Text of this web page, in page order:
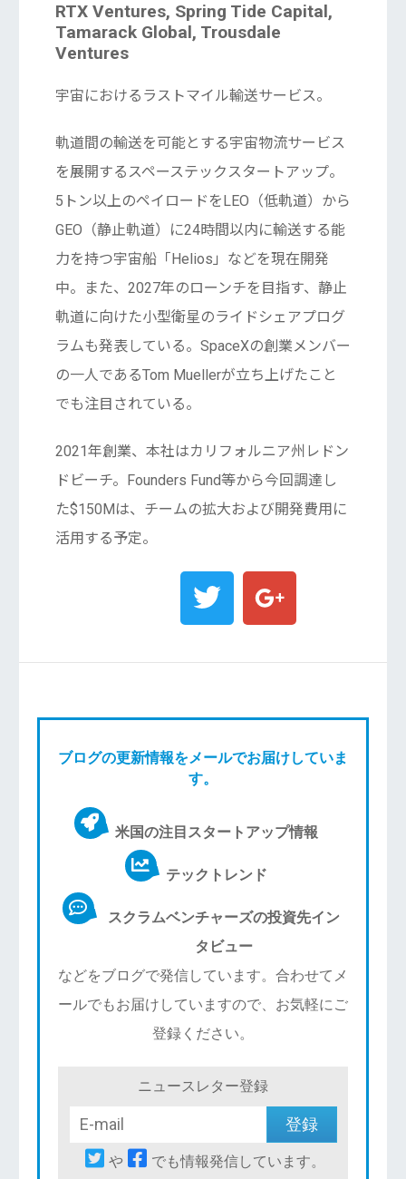
RTX Ventures, Spring Tide Capital,
Tamarack Global, Trousdale
Ventures
宇宙におけるラストマイル輸送サービス。
軌道間の輸送を可能とする宇宙物流サービス
を展開するスペーステックスタートアップ。
5トン以上のペイロードをLEO（低軌道）から
GEO（静止軌道）に24時間以内に輸送する能
力を持つ宇宙船「Helios」などを現在開発
中。また、2027年のローンチを目指す、静止
軌道に向けた小型衛星のライドシェアプログ
ラムも発表している。SpaceXの創業メンバー
の一人であるTom Muellerが立ち上げたこと
でも注目されている。
2021年創業、本社はカリフォルニア州レドン
ドビーチ。Founders Fund等から今回調達し
た$150Mは、チームの拡大および開発費用に
活用する予定。
ブログの更新情報をメールでお届けしていま
す。
米国の注目スタートアップ情報
テックトレンド
スクラムベンチャーズの投資先イン
タビュー
などをブログで発信しています。合わせてメ
ールでもお届けしていますので、お気軽にご
登録ください。
ニュースレター登録
や でも情報発信しています。